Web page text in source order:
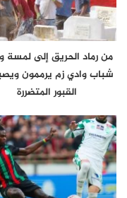
من رماد الحريق إلى لمسة
شباب وادي زم يرممون
القبور المتضررة